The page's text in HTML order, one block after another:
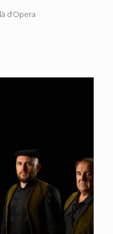
d’Opera